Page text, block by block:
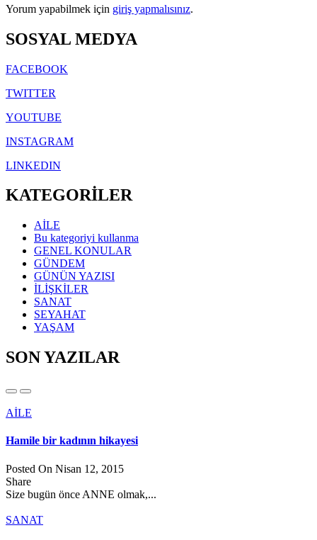
Yorum yapabilmek için giriş yapmalısınız.
SOSYAL MEDYA
FACEBOOK
TWITTER
YOUTUBE
INSTAGRAM
LINKEDIN
KATEGORİLER
AİLE
Bu kategoriyi kullanma
GENEL KONULAR
GÜNDEM
GÜNÜN YAZISI
İLİŞKİLER
SANAT
SEYAHAT
YAŞAM
SON YAZILAR
AİLE
Hamile bir kadının hikayesi
Posted On Nisan 12, 2015
Share
Size bugün önce ANNE olmak,...
SANAT